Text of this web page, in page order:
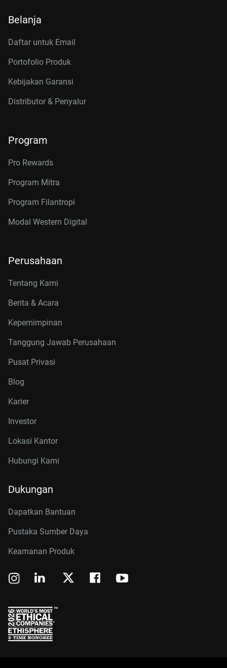
Belanja
Daftar untuk Email
Portofolio Produk
Kebijakan Garansi
Distributor & Penyalur
Program
Pro Rewards
Program Mitra
Program Filantropi
Modal Western Digital
Perusahaan
Tentang Kami
Berita & Acara
Kepemimpinan
Tanggung Jawab Perusahaan
Pusat Privasi
Blog
Karier
Investor
Lokasi Kantor
Hubungi Kami
Dukungan
Dapatkan Bantuan
Pustaka Sumber Daya
Keamanan Produk